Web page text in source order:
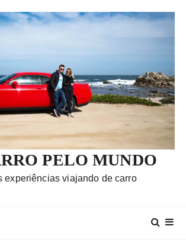
PELO MUNDO
experiências viajando de carro